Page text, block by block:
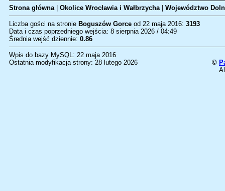
Strona główna| Okolice Wrocławia i Wałbrzycha| Województwo
Liczba gości na stronie Boguszów Gorce od 22 maja 2016: 3193
Data i czas poprzedniego wejścia: 8 sierpnia 2026 / 04:49
Średnia wejść dziennie: 0.86
Wpis do bazy MySQL: 22 maja 2016
Ostatnia modyfikacja strony: 28 lutego 2026
©